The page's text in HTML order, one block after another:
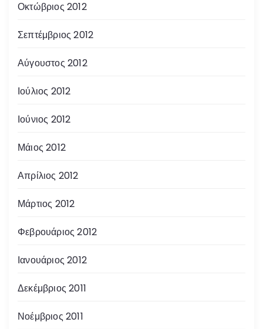
Οκτώβριος 2012
Σεπτέμβριος 2012
Αύγουστος 2012
Ιούλιος 2012
Ιούνιος 2012
Μάιος 2012
Απρίλιος 2012
Μάρτιος 2012
Φεβρουάριος 2012
Ιανουάριος 2012
Δεκέμβριος 2011
Νοέμβριος 2011